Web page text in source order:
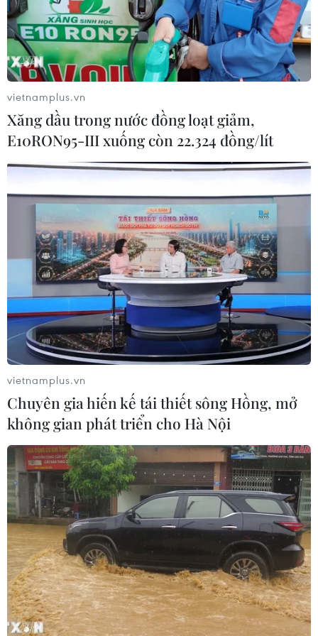
can
04/08/2026 09:23
CƠ QUAN CHỦ QUẢN: THÔNG TẤN XÃ VIỆT NAM
Tổng Biên tập: TRẦN TIẾN DUẨN
Phó Tổng Biên tập: NGUYỄN THỊ TÁM, KHÚC THANH
THỦY
Sở hữu trí tuệ
Quy định sử dụng
RSS
Hỗ trợ
Ngôn ngữ
TTXVN
Dịch vụ tin
Liên hệ
Giấy phép số: 1374/GP-BTTTT do Bộ Thông tin và Truyền thông
cấp ngày 11/9/2008.
Quảng cáo: Phó TBT Nguyễn Thị Tám: 093.5958688, Email:
tamvna@gmail.com
Điện thoại: (024) 39411349 - (024) 39411348, Fax: (024)
39411348
Email:vietnamplus2008@gmail.com
© Bản quyền thuộc về VietnamPlus, TTXVN. Cấm sao chép dưới
mọi hình thức nếu không có sự chấp thuận bằng văn bản.
vietnamplus.vn
Xăng dầu trong nước đồng loạt giảm,
E10RON95-III xuống còn 22.324 đồng/lít
vietnamplus.vn
Chuyên gia hiến kế tái thiết sông Hồng, mở
không gian phát triển cho Hà Nội